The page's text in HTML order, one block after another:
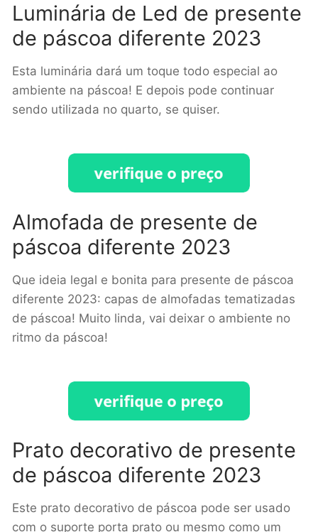
Luminária de Led de presente
de páscoa diferente 2023
Esta luminária dará um toque todo especial ao
ambiente na páscoa! E depois pode continuar
sendo utilizada no quarto, se quiser.
Almofada de presente de
páscoa diferente 2023
Que ideia legal e bonita para presente de páscoa
diferente 2023: capas de almofadas tematizadas
de páscoa! Muito linda, vai deixar o ambiente no
ritmo da páscoa!
Prato decorativo de presente
de páscoa diferente 2023
Este prato decorativo de páscoa pode ser usado
com o suporte porta prato ou mesmo como um